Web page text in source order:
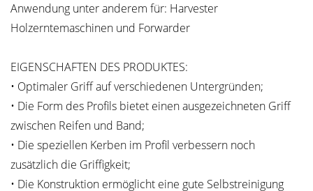
Anwendung unter anderem für: Harvester
Holzerntemaschinen und Forwarder
EIGENSCHAFTEN DES PRODUKTES:
• Optimaler Griff auf verschiedenen Untergründen;
• Die Form des Profils bietet einen ausgezeichneten Griff
zwischen Reifen und Band;
• Die speziellen Kerben im Profil verbessern noch
zusätzlich die Griffigkeit;
• Die Konstruktion ermöglicht eine gute Selbstreinigung